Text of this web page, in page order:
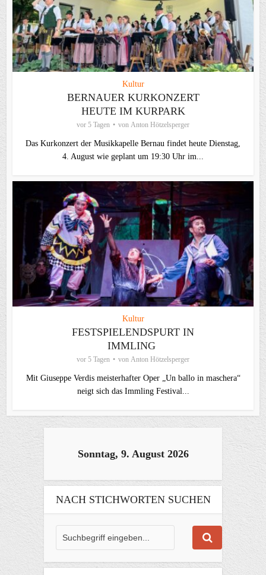
Kultur
BERNAUER KURKONZERT
HEUTE IM KURPARK
vor 5 Tagen von Anton Hötzelsperger
Das Kurkonzert der Musikkapelle Bernau findet heute Dienstag,
4. August wie geplant um 19:30 Uhr im...
Kultur
FESTSPIELENDSPURT IN
IMMLING
vor 5 Tagen von Anton Hötzelsperger
Mit Giuseppe Verdis meisterhafter Oper „Un ballo in maschera“
neigt sich das Immling Festival...
Sonntag, 9. August 2026
NACH STICHWORTEN SUCHEN